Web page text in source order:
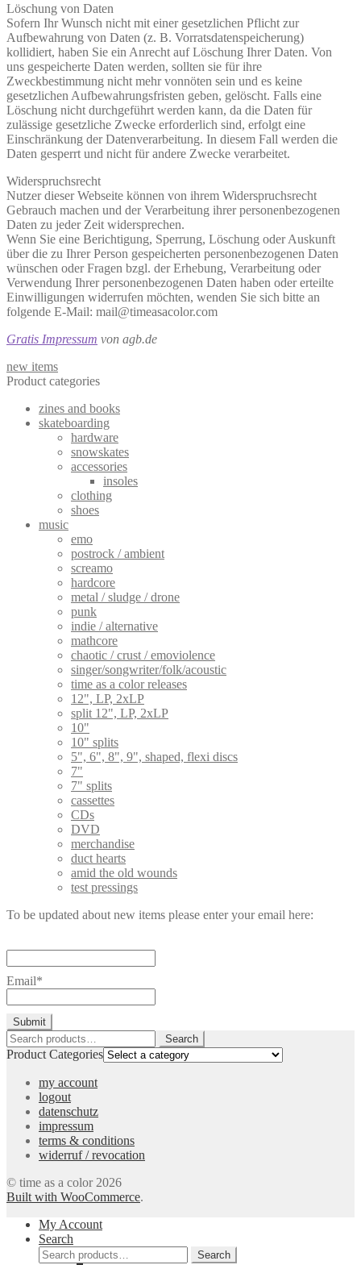
Löschung von Daten
Sofern Ihr Wunsch nicht mit einer gesetzlichen Pflicht zur
Aufbewahrung von Daten (z. B. Vorratsdatenspeicherung)
kollidiert, haben Sie ein Anrecht auf Löschung Ihrer Daten. Von
uns gespeicherte Daten werden, sollten sie für ihre
Zweckbestimmung nicht mehr vonnöten sein und es keine
gesetzlichen Aufbewahrungsfristen geben, gelöscht. Falls eine
Löschung nicht durchgeführt werden kann, da die Daten für
zulässige gesetzliche Zwecke erforderlich sind, erfolgt eine
Einschränkung der Datenverarbeitung. In diesem Fall werden die
Daten gesperrt und nicht für andere Zwecke verarbeitet.
Widerspruchsrecht
Nutzer dieser Webseite können von ihrem Widerspruchsrecht
Gebrauch machen und der Verarbeitung ihrer personenbezogenen
Daten zu jeder Zeit widersprechen.
Wenn Sie eine Berichtigung, Sperrung, Löschung oder Auskunft
über die zu Ihrer Person gespeicherten personenbezogenen Daten
wünschen oder Fragen bzgl. der Erhebung, Verarbeitung oder
Verwendung Ihrer personenbezogenen Daten haben oder erteilte
Einwilligungen widerrufen möchten, wenden Sie sich bitte an
folgende E-Mail: mail@timeasacolor.com
Gratis Impressum von agb.de
new items
Product categories
zines and books
skateboarding
hardware
snowskates
accessories
insoles
clothing
shoes
music
emo
postrock / ambient
screamo
hardcore
metal / sludge / drone
punk
indie / alternative
mathcore
chaotic / crust / emoviolence
singer/songwriter/folk/acoustic
time as a color releases
12", LP, 2xLP
split 12", LP, 2xLP
10"
10" splits
5", 6", 8", 9", shaped, flexi discs
7"
7" splits
cassettes
CDs
DVD
merchandise
duct hearts
amid the old wounds
test pressings
To be updated about new items please enter your email here:
Email*
Search
for:
Search
Product Categories
my account
logout
datenschutz
impressum
terms & conditions
widerruf / revocation
© time as a color 2026
Built with WooCommerce.
My Account
Search
Search
Search